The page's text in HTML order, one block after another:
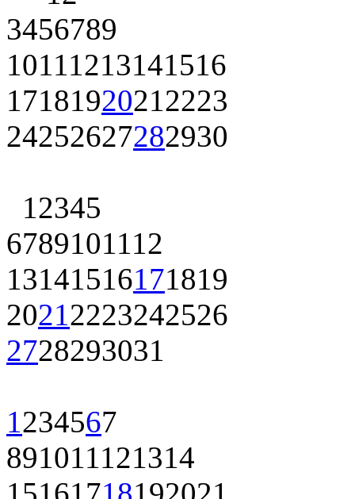
3456789
10111213141516
17181920212223
24252627282930
12345
6789101112
13141516171819
20212223242526
2728293031
1234567
891011121314